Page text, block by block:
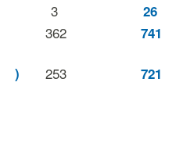
3
362
26
741
) 253 721